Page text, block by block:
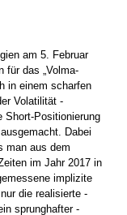
am 5. Februar
für das ­„Volma­
in einem scharfen
Volatilität
Short-Positionierung
Dabei
man aus dem
im Jahr 2017 in
implizite
die realisierte
sprunghafter